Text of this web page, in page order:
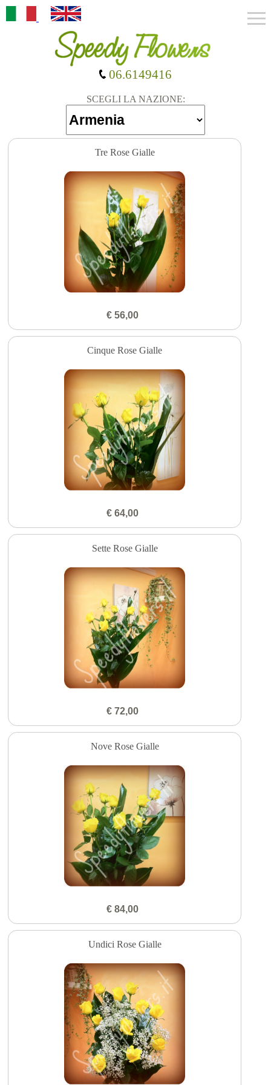
SCEGLI LA NAZIONE:
06.6149416
Tre Rose Gialle
€ 56,00
Cinque Rose Gialle
€ 64,00
Sette Rose Gialle
€ 72,00
Nove Rose Gialle
€ 84,00
Undici Rose Gialle